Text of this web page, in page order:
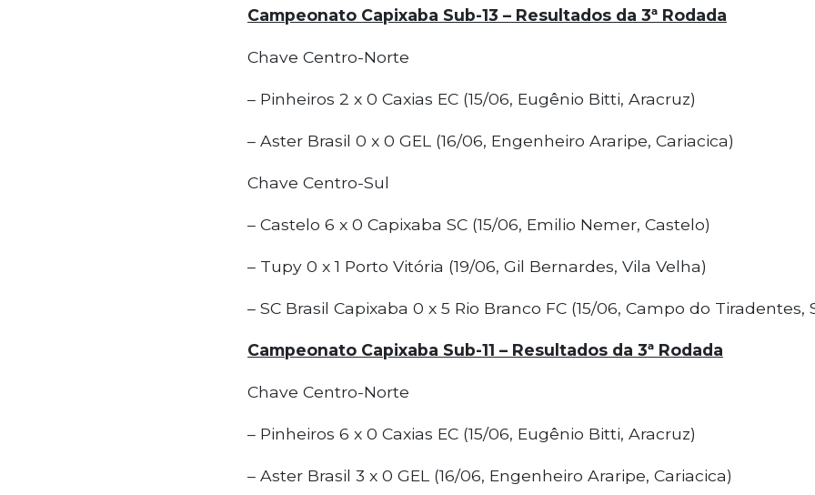
Campeonato Capixaba Sub-13 – Resultados da 3ª Rodada
Chave Centro-Norte
– Pinheiros 2 x 0 Caxias EC (15/06, Eugênio Bitti, Aracruz)
– Aster Brasil 0 x 0 GEL (16/06, Engenheiro Araripe, Cariacica)
Chave Centro-Sul
– Castelo 6 x 0 Capixaba SC (15/06, Emilio Nemer, Castelo)
– Tupy 0 x 1 Porto Vitória (19/06, Gil Bernardes, Vila Velha)
– SC Brasil Capixaba 0 x 5 Rio Branco FC (15/06, Campo do Tiradentes,
Campeonato Capixaba Sub-11 – Resultados da 3ª Rodada
Chave Centro-Norte
– Pinheiros 6 x 0 Caxias EC (15/06, Eugênio Bitti, Aracruz)
– Aster Brasil 3 x 0 GEL (16/06, Engenheiro Araripe, Cariacica)